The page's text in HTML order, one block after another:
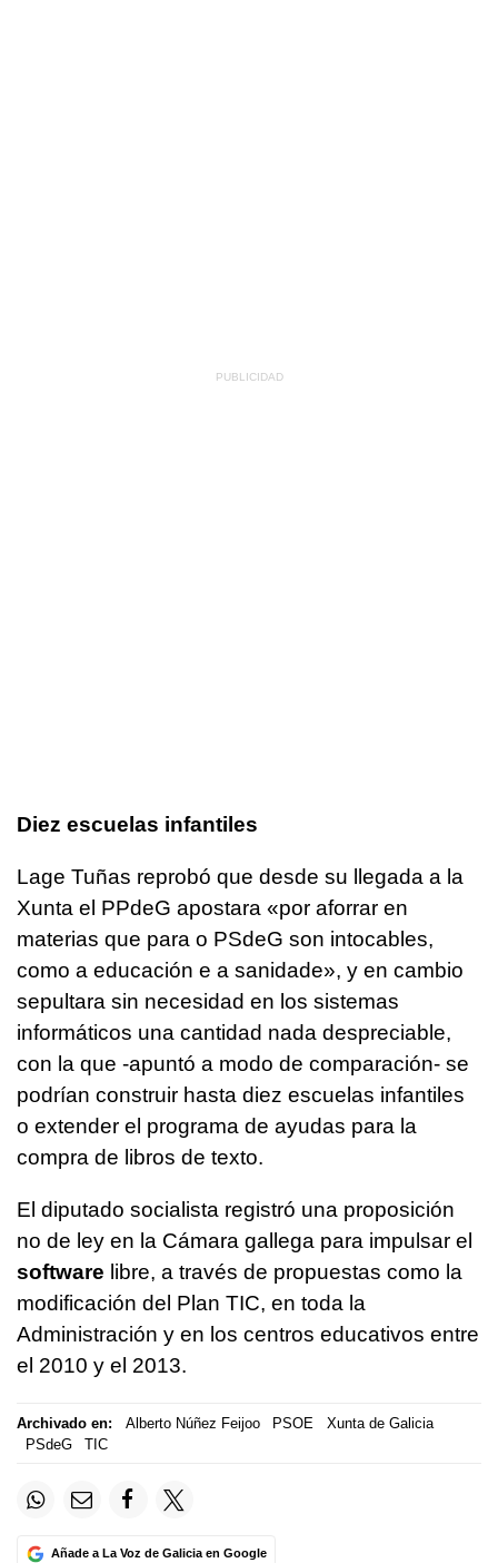
Diez escuelas infantiles
Lage Tuñas reprobó que desde su llegada a la
Xunta el PPdeG apostara «por aforrar en
materias que para o PSdeG son intocables,
como a educación e a sanidade», y en cambio
sepultara sin necesidad en los sistemas
informáticos una cantidad nada despreciable,
con la que -apuntó a modo de comparación- se
podrían construir hasta diez escuelas infantiles
o extender el programa de ayudas para la
compra de libros de texto.
El diputado socialista registró una proposición
no de ley en la Cámara gallega para impulsar el
software libre, a través de propuestas como la
modificación del Plan TIC, en toda la
Administración y en los centros educativos entre
el 2010 y el 2013.
Archivado en: Alberto Núñez Feijoo PSOE
Xunta de Galicia
PSdeG
TIC
Añade a La Voz de Galicia en Google